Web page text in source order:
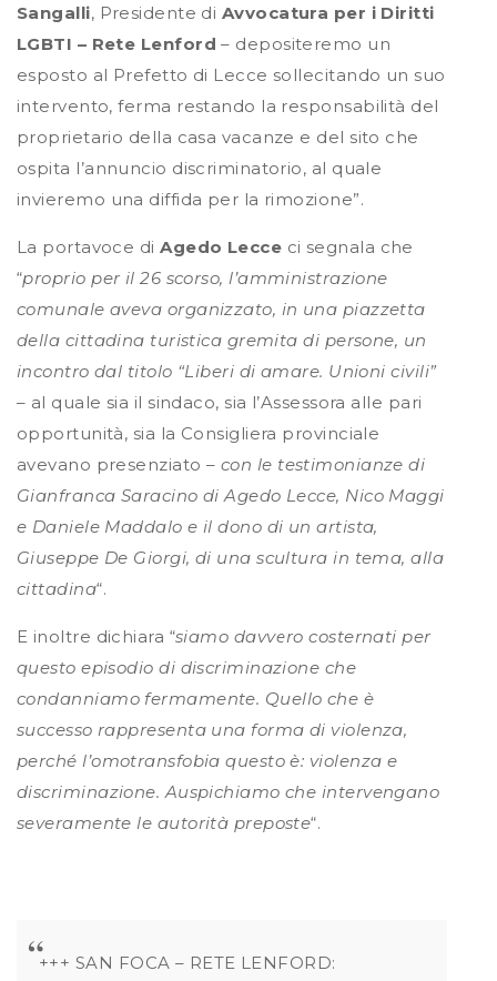
Sangalli, Presidente di Avvocatura per i Diritti
LGBTI – Rete Lenford – depositeremo un
esposto al Prefetto di Lecce sollecitando un suo
intervento, ferma restando la responsabilità del
proprietario della casa vacanze e del sito che
ospita l’annuncio discriminatorio, al quale
invieremo una diffida per la rimozione”.
La portavoce diAgedo Lecce ci segnala che
“proprio per il 26 scorso, l’amministrazione
comunale aveva organizzato, in una piazzetta
della cittadina turistica gremita di persone, un
incontro dal titolo “Liberi di amare. Unioni civili”
– al quale sia il sindaco, sia l’Assessora alle pari
opportunità, sia la Consigliera provinciale
avevano presenziato – con le testimonianze di
Gianfranca Saracino di Agedo Lecce, Nico Maggi
e Daniele Maddalo e il dono di un artista,
Giuseppe De Giorgi, di una scultura in tema, alla
cittadina“.
E inoltre dichiara “siamo davvero costernati per
questo episodio di discriminazione che
condanniamo fermamente. Quello che è
successo rappresenta una forma di violenza,
perché l’omotransfobia questo è: violenza e
discriminazione. Auspichiamo che intervengano
severamente le autorità preposte“.
+++ SAN FOCA – RETE LENFORD: